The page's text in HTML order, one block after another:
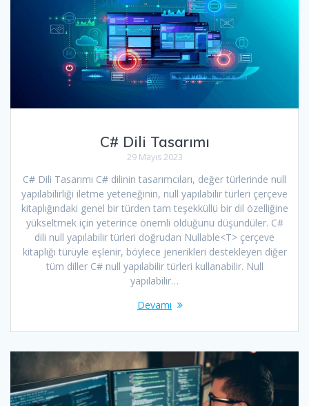
C# Dili Tasarımı
29 Mayıs 2023
C# Dili Tasarımı C# dilinin tasarımcıları, değer türlerinde null
yapılabilirliği iletme yeteneğinin, null yapılabilir türleri çerçeve
kitaplığındaki genel bir türden tam teşekküllü bir dil özelliğine
yükseltmek için yeterince önemli olduğunu düşündüler. C#
dili null yapılabilir türleri doğrudan Nullable<T> çerçeve
kitaplığı türüyle eşlenir, böylece jenerikleri destekleyen diğer
tüm diller C# null yapılabilir türleri kullanabilir. Null
yapılabilir…
Devamı